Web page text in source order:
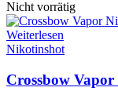
Nicht vorrätig
Weiterlesen
Nikotinshot
Crossbow